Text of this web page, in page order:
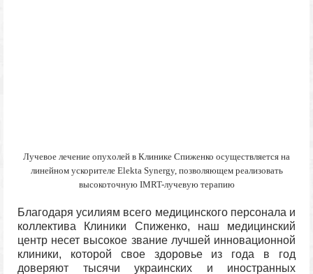
Лучевое лечение опухолей в Клинике Спиженко осуществляется на
линейном ускорителе Elekta Synergy, позволяющем реализовать
высокоточную IMRT-лучевую терапию
Благодаря усилиям всего медицинского персонала и
коллектива Клиники Спиженко, наш медицинский
центр несет высокое звание лучшей инновационной
клиники, которой свое здоровье из года в год
доверяют тысячи украинских и иностранных